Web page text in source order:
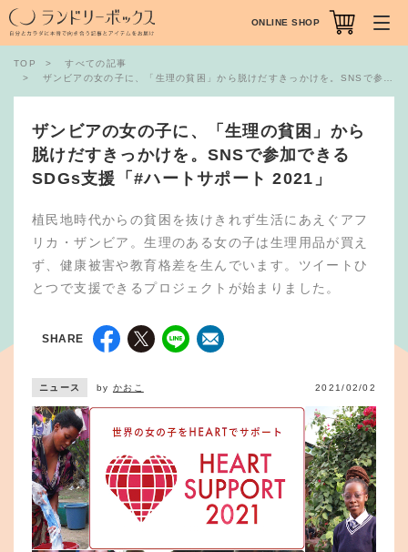
TOP
すべての記事
ザンビアの女の子に、「生理の貧困」から脱けだすきっかけを。SNSで参加できるSDGs支援「#ハートサポート 2021」
ザンビアの女の子に、「生理の貧困」から
脱けだすきっかけを。SNSで参加できる
SDGs支援「#ハートサポート 2021」
植民地時代からの貧困を抜けきれず生活にあえぐアフ
リカ・ザンビア。生理のある女の子は生理用品が買え
ず、健康被害や教育格差を生んでいます。ツイートひ
とつで支援できるプロジェクトが始まりました。
SHARE
ニュース by かおこ 2021/02/02
ONLINE SHOP